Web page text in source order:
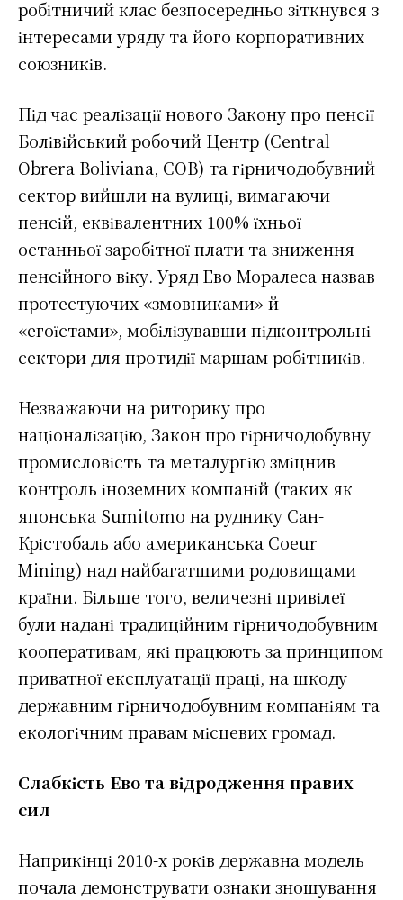
робітничий клас безпосередньо зіткнувся з
інтересами уряду та його корпоративних
союзників.
Під час реалізації нового Закону про пенсії
Болівійський робочий Центр (Central
Obrera Boliviana, COB) та гірничодобувний
сектор вийшли на вулиці, вимагаючи
пенсій, еквівалентних 100% їхньої
останньої заробітної плати та зниження
пенсійного віку. Уряд Ево Моралеса назвав
протестуючих «змовниками» й
«егоїстами», мобілізувавши підконтрольні
сектори для протидії маршам робітників.
Незважаючи на риторику про
націоналізацію, Закон про гірничодобувну
промисловість та металургію зміцнив
контроль іноземних компаній (таких як
японська Sumitomo на руднику Сан-
Крістобаль або американська Coeur
Mining) над найбагатшими родовищами
країни. Більше того, величезні привілеї
були надані традиційним гірничодобувним
кооперативам, які працюють за принципом
приватної експлуатації праці, на шкоду
державним гірничодобувним компаніям та
екологічним правам місцевих громад.
Слабкість Ево та відродження правих
сил
Наприкінці 2010-х років державна модель
почала демонструвати ознаки зношування